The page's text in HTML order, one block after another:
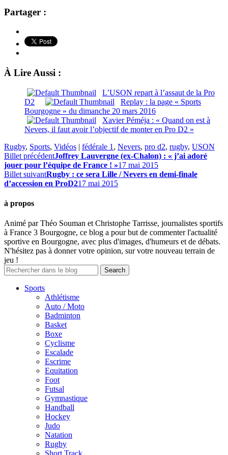
Partager :
À Lire Aussi :
L’USON repart à l’assaut de la Pro
D2
Replay : la page « Sports
Bourgogne » du dimanche 20 mars 2016
Xavier Péméja : « Quand on est à
Nevers, il faut avoir l’objectif de monter en Pro D2 »
Rugby, Sports, Vidéos | fédérale 1 , Nevers, pro d2, rugby, USON
Billet précédentJoffrey Lauvergne (ex-Chalon) : « j’ai adoré
jouer pour l’équipe de France ! »17 mai 2015
Billet suivantRugby : ce sera Lille / Nevers en demi-finale
d’accession en ProD217 mai 2015
à propos
Animé par Théo Souman et Christophe Tarrisse, journalistes sportifs
à France 3 Bourgogne, ce blog a pour but de commenter l'actualité
sportive en Bourgogne, avec plus d'images, d'humeurs et de débats.
N'hésitez pas à donner votre opinion, sur votre nouveau terrain de
jeu !
Sports
Athlétisme
Auto / Moto
Badminton
Basket
Boxe
Cyclisme
Escalade
Escrime
Equitation
Foot
Futsal
Gymnastique
Handball
Hockey
Judo
Natation
Rugby